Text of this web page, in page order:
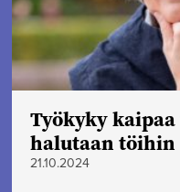
Työkyky
halutaan töihin
21.10.2024